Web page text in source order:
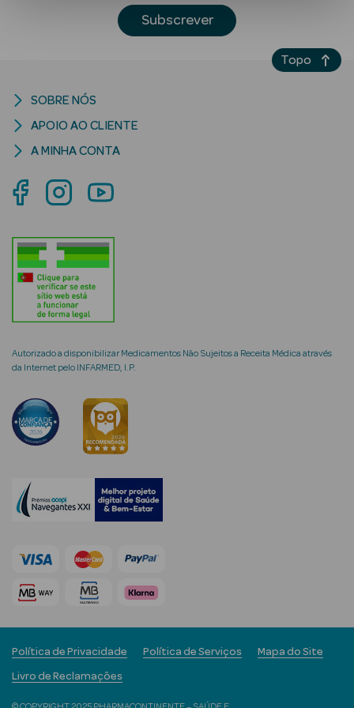
Ver Tudo
Corpo
Rosto
Lábios
Solares Bebé e
Rosto e
Ver Tudo
Cosmética
Hidratantes
Séruns Faciais
Anti-
Subscrever
Autorizado a disponibilizar Medicamentos Não Sujeitos a Receita Médica através
da Internet pelo INFARMED, I.P.
SOBRE NÓS
APOIO AO CLIENTE
A MINHA CONTA
Política de Privacidade Política de Serviços Mapa do Site
Livro de Reclamações
Topo